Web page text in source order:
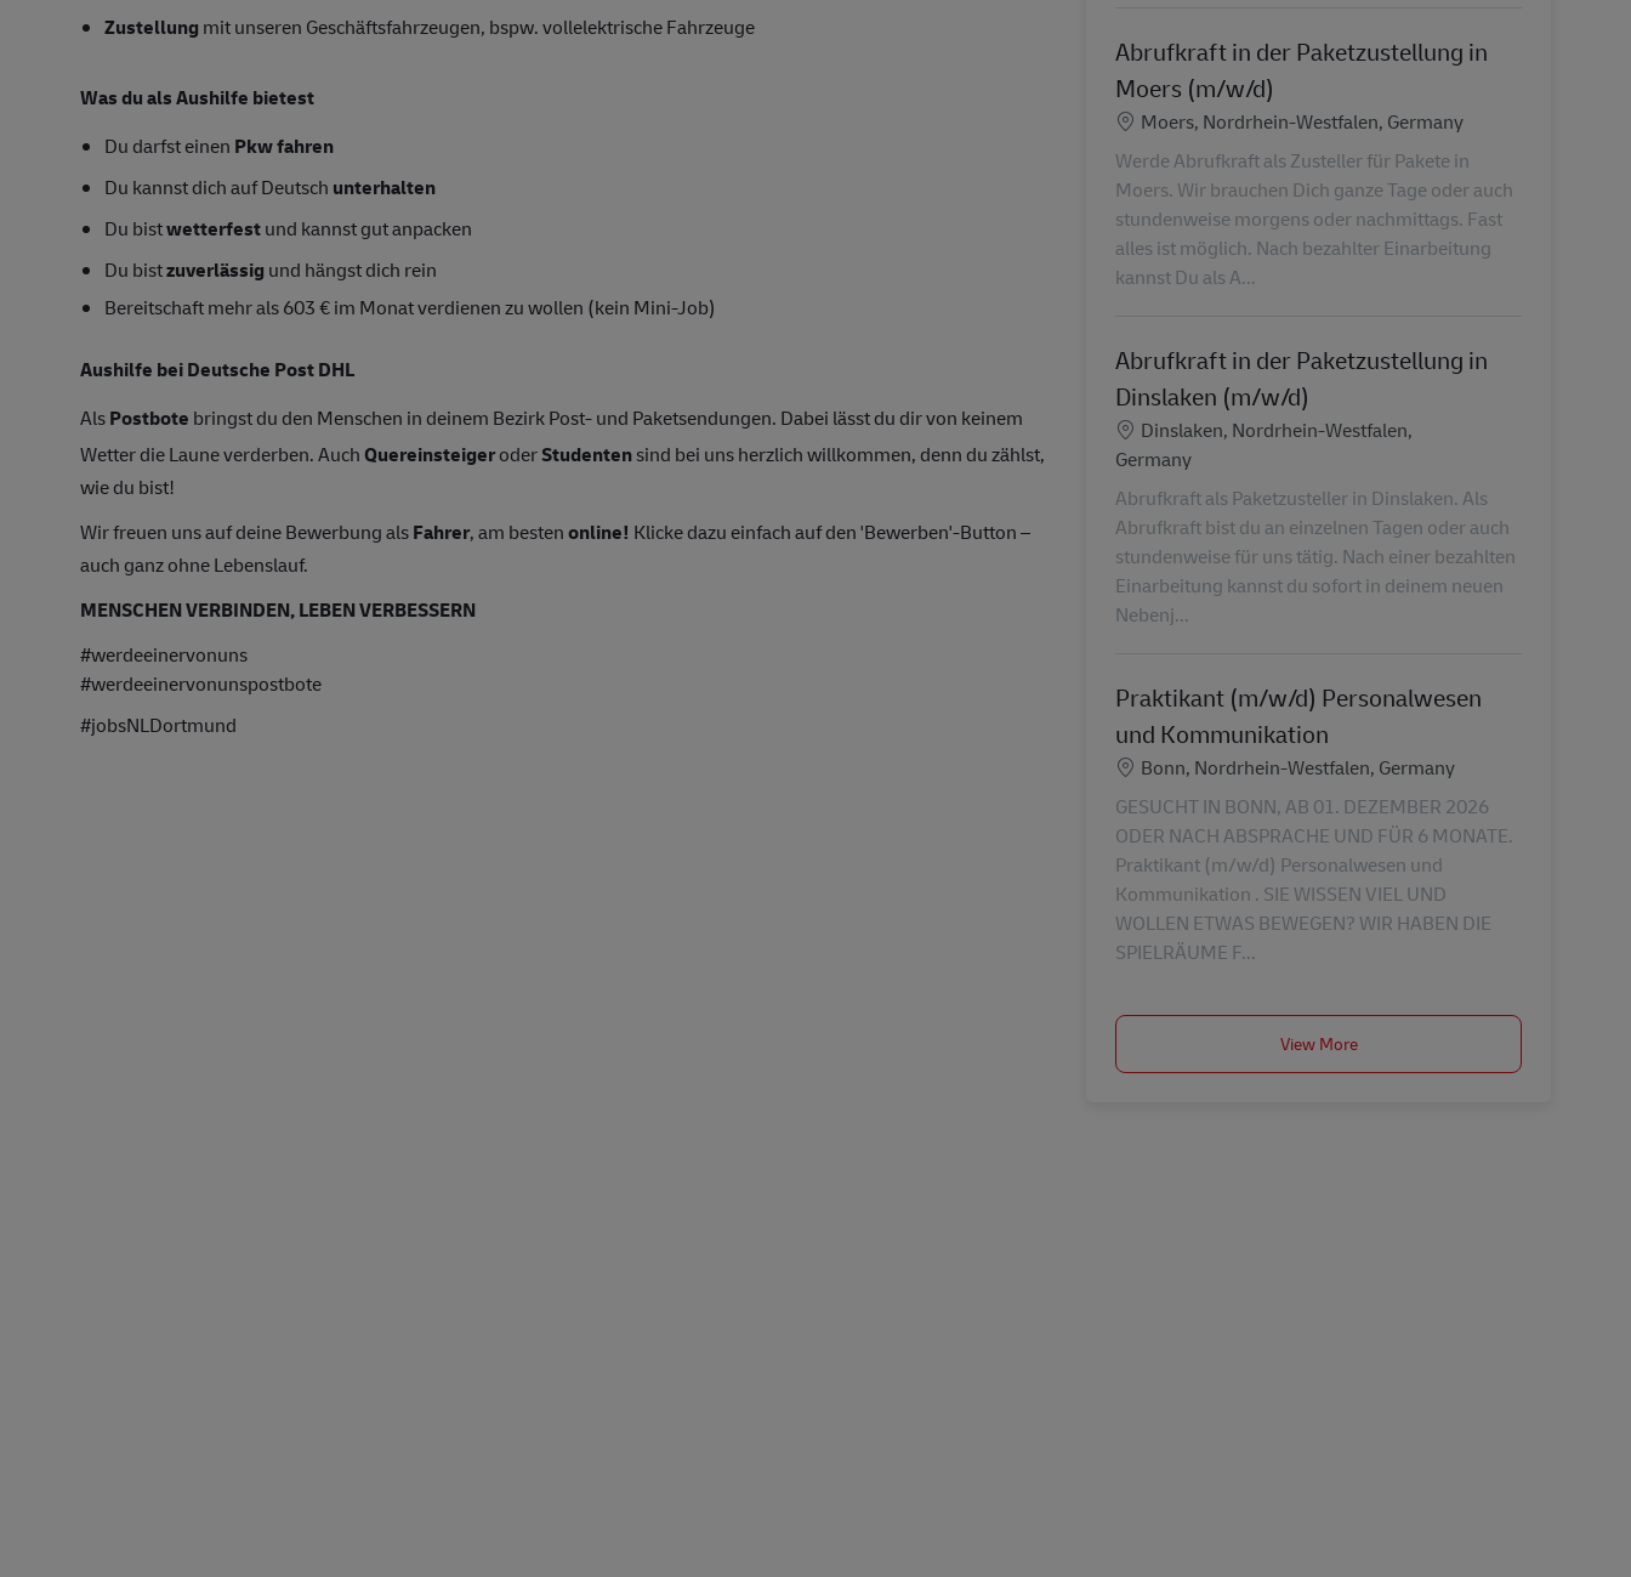
Zustellung mit unseren Geschäftsfahrzeugen, bspw. vollelektrische Fahrzeuge
Was du als Aushilfe bietest
Du darfst einen Pkw fahren
Du kannst dich auf Deutsch unterhalten
Du bistwetterfestund kannst gut anpacken
Du bistzuverlässig und hängst dich rein
Bereitschaft mehr als 603 € im Monat verdienen zu wollen (kein Mini-Job)
Aushilfe bei Deutsche Post DHL
AlsPostbote bringst du den Menschen in deinem Bezirk Post- und Paketsendungen. Dabei lässt du dir von keinem
Wetter die Laune verderben. AuchQuereinsteigeroderStudentensind bei uns herzlich willkommen, denn du zählst,
wie du bist!
Wir freuen uns auf deine Bewerbung alsFahrer, am bestenonline! Klicke dazu einfach auf den 'Bewerben'-Button –
auch ganz ohne Lebenslauf.
MENSCHEN VERBINDEN, LEBEN VERBESSERN
#werdeeinervonuns
#werdeeinervonunspostbote
#jobsNLDortmund
Abrufkraft in der Paketzustellung in
Moers (m/w/d)
Lokalizacja
Moers, Nordrhein-Westfalen, Germany
Werde Abrufkraft als Zusteller für Pakete in
Moers. Wir brauchen Dich ganze Tage oder auch
stundenweise morgens oder nachmittags. Fast
alles ist möglich. Nach bezahlter Einarbeitung
kannst Du als A...
Abrufkraft in der Paketzustellung in
Dinslaken (m/w/d)
Lokalizacja
Dinslaken, Nordrhein-Westfalen,
Germany
Abrufkraft als Paketzusteller in Dinslaken. Als
Abrufkraft bist du an einzelnen Tagen oder auch
stundenweise für uns tätig. Nach einer bezahlten
Einarbeitung kannst du sofort in deinem neuen
Nebenj...
Praktikant (m/w/d) Personalwesen
und Kommunikation
Lokalizacja
Bonn, Nordrhein-Westfalen, Germany
GESUCHT IN BONN, AB 01. DEZEMBER 2026
ODER NACH ABSPRACHE UND FÜR 6 MONATE.
Praktikant (m/w/d) Personalwesen und
Kommunikation . SIE WISSEN VIEL UND
WOLLEN ETWAS BEWEGEN? WIR HABEN DIE
SPIELRÄUME F...
View More